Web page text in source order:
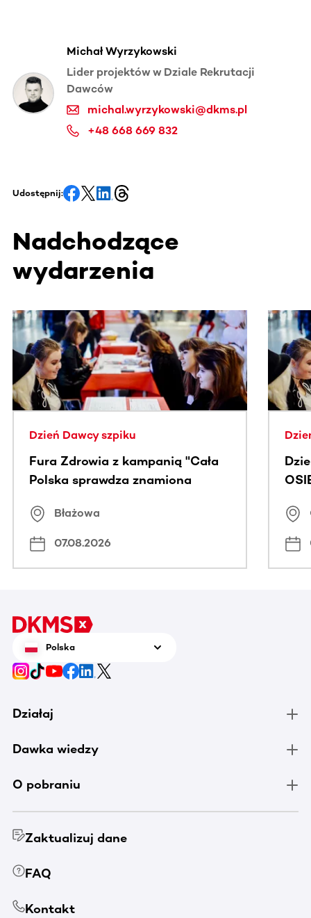
Michał Wyrzykowski
Lider projektów w Dziale Rekrutacji
Dawców
michal.wyrzykowski@dkms.pl
+48 668 669 832
Udostępnij:
Nadchodzące
wydarzenia
Ta sekcja zawiera treści przewijane w poziomie. Użyj
Dzień Dawcy szpiku
Fura Zdrowia z kampanią "Cała
Polska sprawdza znamiona
Błażowa
07.08.2026
Polska
Działaj
Dawka wiedzy
O pobraniu
Zaktualizuj dane
FAQ
Kontakt